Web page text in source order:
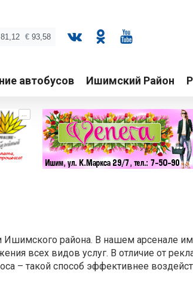
автобусов Ишимский Район
...
района. В нашем арсенале
всех видов услуг. В отличие от
– такой способ эффективнее